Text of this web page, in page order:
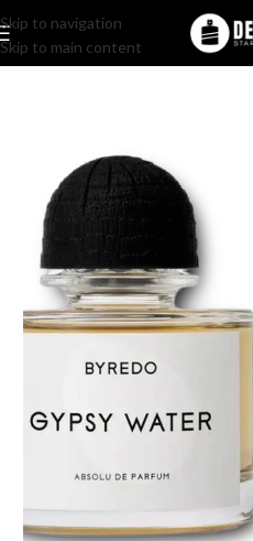
Skip to navigation
Skip to main content
Home/Pakovanje/ Komercijalno